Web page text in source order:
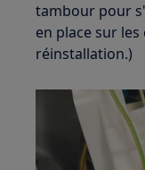
tambour pour
en place sur
réinstallation.)